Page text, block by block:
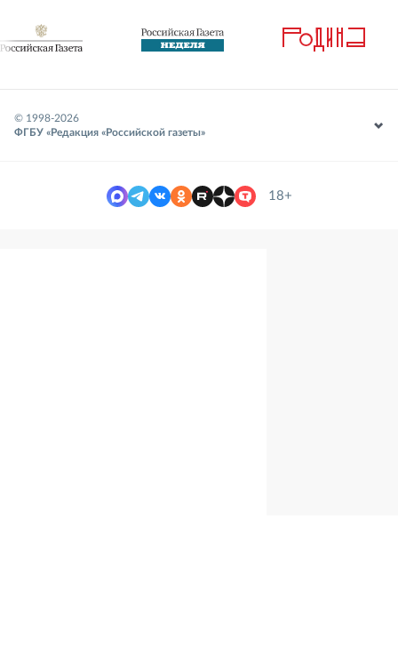
© 1998-2026
ФГБУ «Редакция «Российской газеты»
18+